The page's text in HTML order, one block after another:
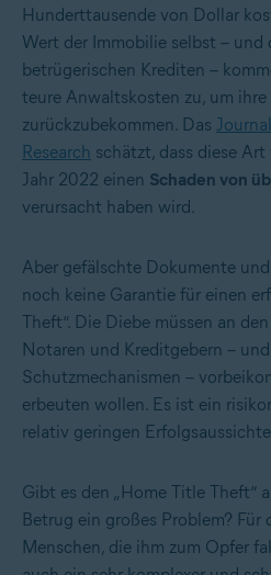
Hunderttausende von Dollar
Wert der Immobilie selbst – und
betrügerischen Krediten –
teure Anwaltskosten zu, um
zurückzubekommen. Das
Research schätzt, dass diese
Jahr 2022 einen Schaden von
verursacht haben wird.
Aber gefälschte Dokumente
noch keine Garantie für einen
Theft“. Die Diebe müssen an
Notaren und Kreditgebern –
Schutzmechanismen –
erbeuten wollen. Es ist ein
relativ geringen
Gibt es den „Home Title Theft“
Betrug ein großes Problem?
Menschen, die ihm zum Opfer